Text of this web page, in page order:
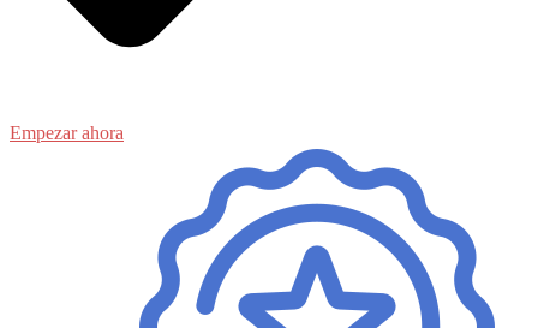
Empezar ahora